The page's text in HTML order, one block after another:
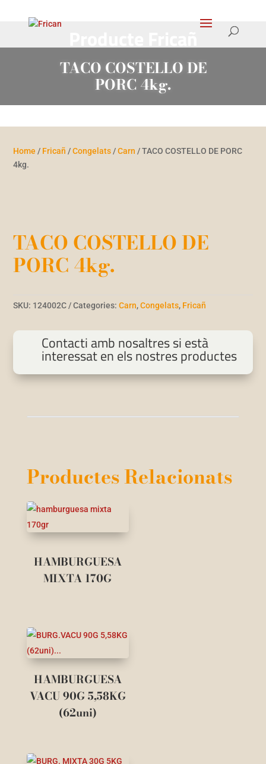
search
TACO COSTELLO DE
PORC 4kg.
Home / Fricañ /Congelats /Carn / TACO COSTELLO DE PORC
4kg.
TACO COSTELLO DE
PORC 4kg.
SKU: 124002C Categories:Carn,Congelats, Fricañ
Contacti amb nosaltres si està
interessat en els nostres productes
Productes Relacionats
HAMBURGUESA
MIXTA 170G
HAMBURGUESA
VACU 90G 5,58KG
(62uni)